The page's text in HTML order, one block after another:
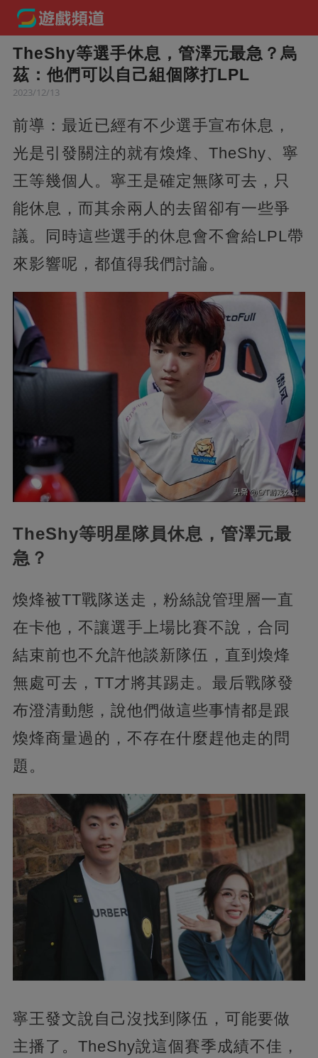
TheShy等選手休息，管澤元最急？烏
茲：他們可以自己組個隊打LPL
2023/12/13
前導：最近已經有不少選手宣布休息，
光是引發關注的就有煥烽、TheShy、寧
王等幾個人。寧王是確定無隊可去，只
能休息，而其余兩人的去留卻有一些爭
議。同時這些選手的休息會不會給LPL帶
來影響呢，都值得我們討論。
TheShy等明星隊員休息，管澤元最
急？
煥烽被TT戰隊送走，粉絲說管理層一直
在卡他，不讓選手上場比賽不說，合同
結束前也不允許他談新隊伍，直到煥烽
無處可去，TT才將其踢走。最后戰隊發
布澄清動態，說他們做這些事情都是跟
煥烽商量過的，不存在什麼趕他走的問
題。
寧王發文說自己沒找到隊伍，可能要做
主播了。TheShy說這個賽季成績不佳，